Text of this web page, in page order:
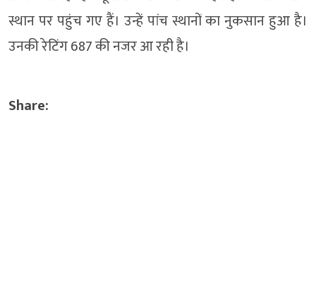
स्थान पर पहुंच गए हैं। उन्हें पांच स्थानों का नुकसान हुआ है।
उनकी रेटिंग 687 की नजर आ रही है।
Share: